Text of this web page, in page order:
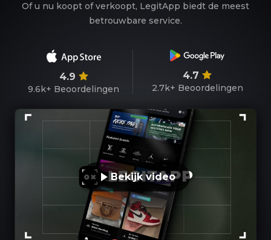
Of u nu koopt of verkoopt, LegitApp biedt de meest
betrouwbare service.
4.9
9.6k+ Beoordelingen
4.7
2.7k+ Beoordelingen
Bekijk video